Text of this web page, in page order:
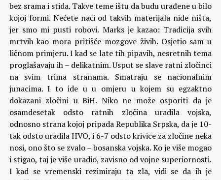
bez srama i stida. Takve teme ištu da budu urađene u bilo
kojoj formi. Nećete naći od takvih materijala niđe ništa,
jer smo mi pusti robovi. Marks je kazao: Tradicija svih
mrtvih kao mora pritišće mozgove živih. Osjetio sam u
ličnom primjeru. I kad se late tih pipavih, nesretnih tema
proglašavaju ih – delikatnim. Usput se slave ratni zločinci
na svim trima stranama. Smatraju se nacionalnim
junacima. I to ide u u omjeru u kojem su egzaktno
dokazani zločini u BiH. Niko ne može osporiti da je
osamdesetak odsto ratnih zločina uradila vojska,
odnosno strana kojoj pripada Republika Srpska, da je 10-
tak odsto uradila HVO, i 6-7 odsto krivice za zločine neka
nosi, ono što se zvalo – bosanska vojska. Ko je više mogao
i stigao, taj je više uradio, zavisno od vojne superiornosti.
I kad se vremenski rezimiraju ta zla, vidi se da ih je